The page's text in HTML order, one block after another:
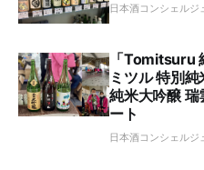
日本酒コンシェルジ
「Tomitsuru
ミツル 特別
純米大吟醸 瑞
ート
日本酒コンシェルジ